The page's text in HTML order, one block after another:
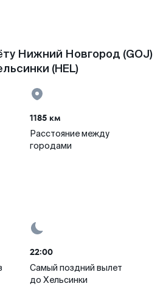
Нижний Новгород (GOJ)
(HEL)
1185 км
Расстояние между
городами
22:00
Самый поздний вылет
до Хельсинки